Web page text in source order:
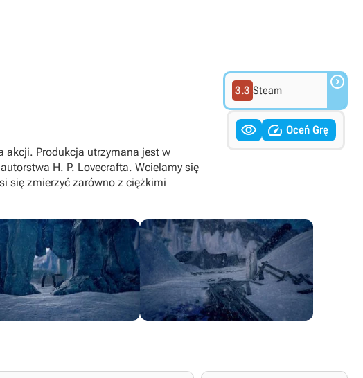
akcji. Produkcja utrzymana jest w
H. P. Lovecrafta. Wcielamy się
się zmierzyć zarówno z ciężkimi
3.3 Steam 
  Oceń Grę